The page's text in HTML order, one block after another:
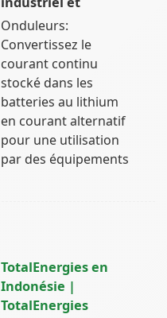
Onduleurs:
Convertissez le
courant continu
stocké dans les
batteries au lithium
en courant alternatif
pour une utilisation
par des équipements
TotalEnergies en
Indonésie |
TotalEnergies